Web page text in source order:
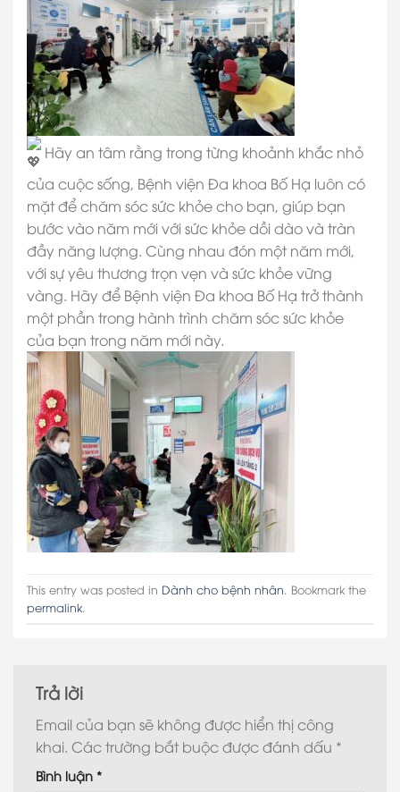
Hãy an tâm rằng trong từng khoảnh khắc nhỏ
của cuộc sống, Bệnh viện Đa khoa Bố Hạ luôn có
mặt để chăm sóc sức khỏe cho bạn, giúp bạn
bước vào năm mới với sức khỏe dồi dào và tràn
đầy năng lượng. Cùng nhau đón một năm mới,
với sự yêu thương trọn vẹn và sức khỏe vững
vàng. Hãy để Bệnh viện Đa khoa Bố Hạ trở thành
một phần trong hành trình chăm sóc sức khỏe
của bạn trong năm mới này.
This entry was posted in Dành cho bệnh nhân. Bookmark the
permalink.
Trả lời
Email của bạn sẽ không được hiển thị công
khai. Các trường bắt buộc được đánh dấu *
Bình luận *